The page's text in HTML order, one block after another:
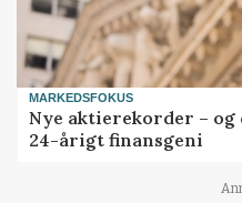
MARKEDSFOKUS
Nye aktierekorder –
24-årigt finansgeni